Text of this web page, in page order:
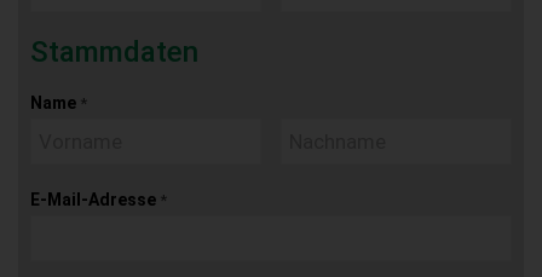
Stammdaten
Name *
E-Mail-Adresse *